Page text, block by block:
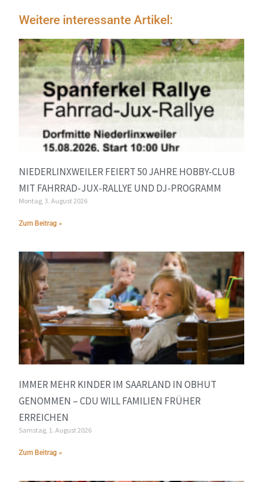
Weitere interessante Artikel:
NIEDERLINXWEILER FEIERT 50 JAHRE HOBBY-CLUB
MIT FAHRRAD-JUX-RALLYE UND DJ-PROGRAMM
Montag, 3. August 2026
Zum Beitrag »
IMMER MEHR KINDER IM SAARLAND IN OBHUT
GENOMMEN – CDU WILL FAMILIEN FRÜHER
ERREICHEN
Samstag, 1. August 2026
Zum Beitrag »